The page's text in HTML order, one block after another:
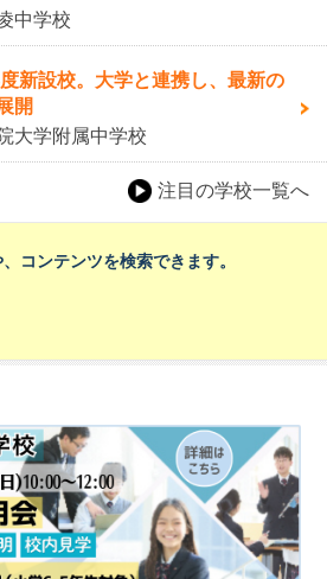
中学校
新設校。大学と連携し、最新の
開
大学附属中学校
注目の学校一覧へ
コンテンツを検索できます。